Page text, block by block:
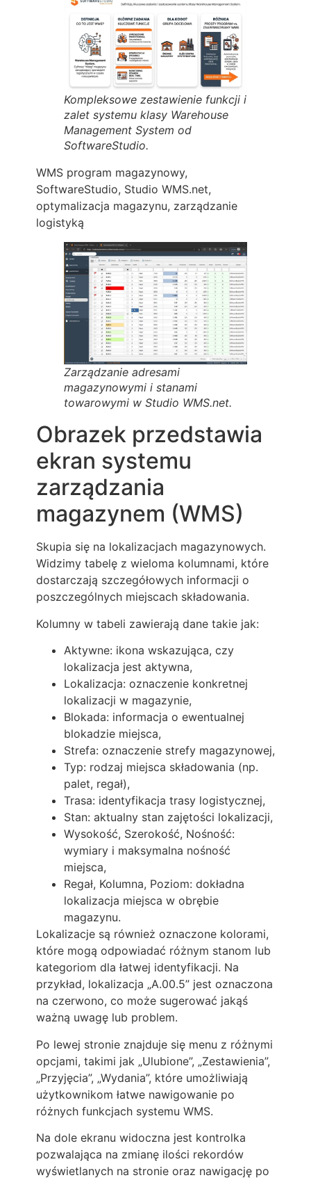
Kompleksowe zestawienie funkcji i
zalet systemu klasy Warehouse
Management System od
SoftwareStudio.
WMS program magazynowy,
SoftwareStudio, Studio WMS.net,
optymalizacja magazynu, zarządzanie
logistyką
Zarządzanie adresami
magazynowymi i stanami
towarowymi w Studio WMS.net.
Obrazek przedstawia
ekran systemu
zarządzania
magazynem (WMS)
Skupia się na lokalizacjach magazynowych.
Widzimy tabelę z wieloma kolumnami, które
dostarczają szczegółowych informacji o
poszczególnych miejscach składowania.
Kolumny w tabeli zawierają dane takie jak:
Aktywne: ikona wskazująca, czy
lokalizacja jest aktywna,
Lokalizacja: oznaczenie konkretnej
lokalizacji w magazynie,
Blokada: informacja o ewentualnej
blokadzie miejsca,
Strefa: oznaczenie strefy magazynowej,
Typ: rodzaj miejsca składowania (np.
palet, regał),
Trasa: identyfikacja trasy logistycznej,
Stan: aktualny stan zajętości lokalizacji,
Wysokość, Szerokość, Nośność:
wymiary i maksymalna nośność
miejsca,
Regał, Kolumna, Poziom: dokładna
lokalizacja miejsca w obrębie
magazynu.
Lokalizacje są również oznaczone kolorami,
które mogą odpowiadać różnym stanom lub
kategoriom dla łatwej identyfikacji. Na
przykład, lokalizacja „A.00.5” jest oznaczona
na czerwono, co może sugerować jakąś
ważną uwagę lub problem.
Po lewej stronie znajduje się menu z różnymi
opcjami, takimi jak „Ulubione”, „Zestawienia”,
„Przyjęcia”, „Wydania”, które umożliwiają
użytkownikom łatwe nawigowanie po
różnych funkcjach systemu WMS.
Na dole ekranu widoczna jest kontrolka
pozwalająca na zmianę ilości rekordów
wyświetlanych na stronie oraz nawigację po